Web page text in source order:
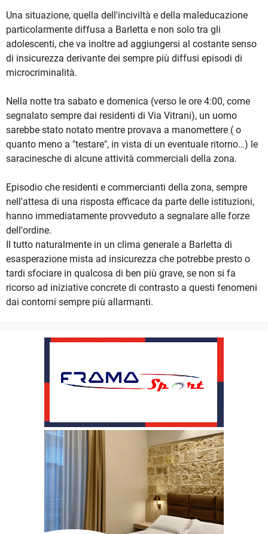
Una situazione, quella dell'inciviltà e della maleducazione
particolarmente diffusa a Barletta e non solo tra gli
adolescenti, che va inoltre ad aggiungersi al costante senso
di insicurezza derivante dei sempre più diffusi episodi di
microcriminalità.
Nella notte tra sabato e domenica (verso le ore 4:00, come
segnalato sempre dai residenti di Via Vitrani), un uomo
sarebbe stato notato mentre provava a manomettere ( o
quanto meno a "testare", in vista di un eventuale ritorno…) le
saracinesche di alcune attività commerciali della zona.
Episodio che residenti e commercianti della zona, sempre
nell'attesa di una risposta efficace da parte delle istituzioni,
hanno immediatamente provveduto a segnalare alle forze
dell'ordine.
Il tutto naturalmente in un clima generale a Barletta di
esasperazione mista ad insicurezza che potrebbe presto o
tardi sfociare in qualcosa di ben più grave, se non si fa
ricorso ad iniziative concrete di contrasto a questi fenomeni
dai contorni sempre più allarmanti.